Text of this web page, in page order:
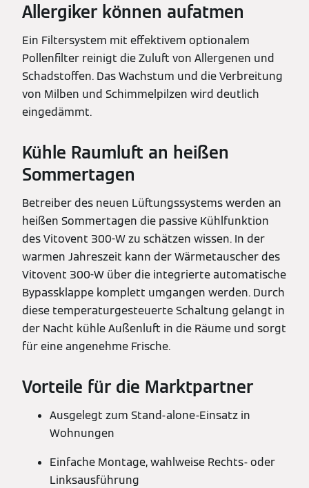
Allergiker können aufatmen
Ein Filtersystem mit effektivem optionalem
Pollenfilter reinigt die Zuluft von Allergenen und
Schadstoffen. Das Wachstum und die Verbreitung
von Milben und Schimmelpilzen wird deutlich
eingedämmt.
Kühle Raumluft an heißen
Sommertagen
Betreiber des neuen Lüftungssystems werden an
heißen Sommertagen die passive Kühlfunktion
des Vitovent 300-W zu schätzen wissen. In der
warmen Jahreszeit kann der Wärmetauscher des
Vitovent 300-W über die integrierte automatische
Bypassklappe komplett umgangen werden. Durch
diese temperaturgesteuerte Schaltung gelangt in
der Nacht kühle Außenluft in die Räume und sorgt
für eine angenehme Frische.
Vorteile für die Marktpartner
Ausgelegt zum Stand-alone-Einsatz in
Wohnungen
Einfache Montage, wahlweise Rechts- oder
Linksausführung